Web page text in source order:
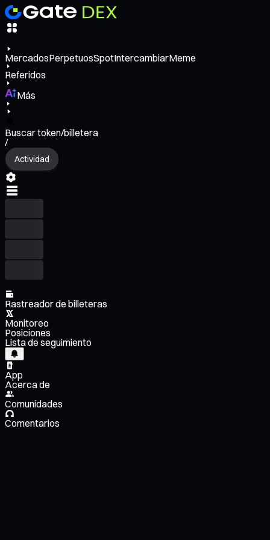
MercadosPerpetuosSpotIntercambiarMeme
Referidos
Más
Buscar token/billetera
/
Actividad
Rastreador de billeteras
Monitoreo
Posiciones
Lista de seguimiento
App
Acerca de
Comunidades
Comentarios